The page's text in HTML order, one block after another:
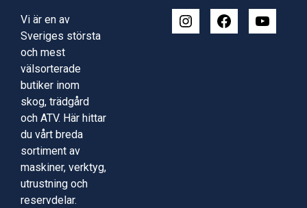
Vi är en av
Sveriges största
och mest
välsorterade
butiker inom
skog, trädgård
och ATV. Här hittar
du vårt breda
sortiment av
maskiner, verktyg,
utrustning och
reservdelar.